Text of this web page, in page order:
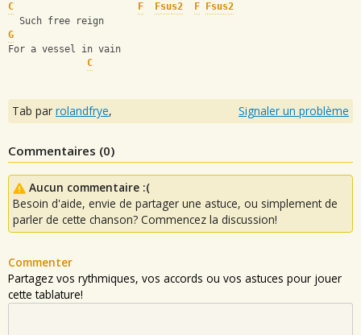
C
F Fsus2 F
Fsus2
  Such free reign
G
For a vessel in vain
C
Tab par rolandfrye, Signaler un problème
Commentaires (0)
Aucun commentaire :(
Besoin d'aide, envie de partager une astuce, ou simplement de
parler de cette chanson? Commencez la discussion!
Commenter
Partagez vos rythmiques, vos accords ou vos astuces pour jouer
cette tablature!